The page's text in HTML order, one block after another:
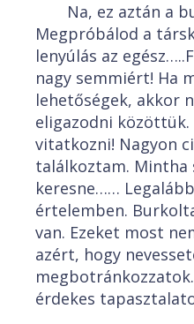
Na, ez aztán a
Megpróbálod a
lenyúlás az
nagy semmiért! Ha
lehetőségek, akkor
eligazodni közöttük.
vitatkozni! Nagyon
találkoztam. Mintha
keresne……
értelemben.
van. Ezeket most
azért, hogy
érdekes